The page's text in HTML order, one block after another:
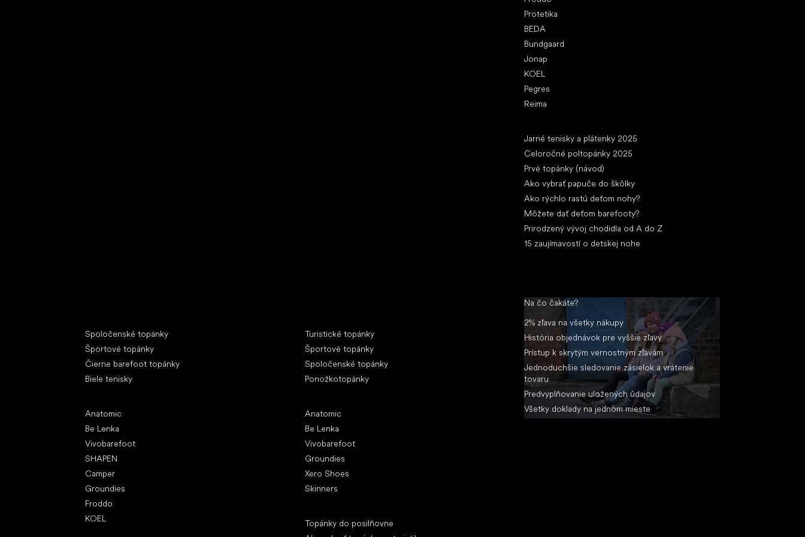
Protetika
BEDA
Bundgaard
Jonap
KOEL
Pegres
Reima
Jarné tenisky a plátenky 2025
Celoročné poltopánky 2025
Prvé topánky (návod)
Ako vybrať papuče do škôlky
Ako rýchlo rastú deťom nohy?
Môžete dať deťom barefooty?
Prirodzený vývoj chodidla od A do Z
15 zaujímavostí o detskej nohe
Spoločenské topánky
Športové topánky
Čierne barefoot topánky
Biele tenisky
Anatomic
Be Lenka
Vivobarefoot
SHAPEN
Camper
Groundies
Froddo
KOEL
Turistické topánky
Športové topánky
Spoločenské topánky
Ponožkotopánky
Anatomic
Be Lenka
Vivobarefoot
Groundies
Xero Shoes
Skinners
Topánky do posilňovne
Na čo čakáte?
2% zľava na všetky nákupy
História objednávok pre vyššie zľavy
Prístup k skrytým vernostným zľavám
Jednoduchšie sledovanie zásielok a vrátenie
tovaru
Predvyplňovanie uložených údajov
Všetky doklady na jednom mieste